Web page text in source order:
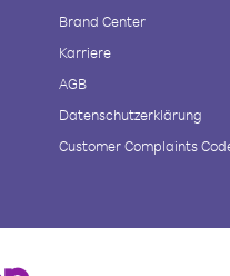
Brand Center
Karriere
AGB
Datenschutzerklärung
Customer Complaints